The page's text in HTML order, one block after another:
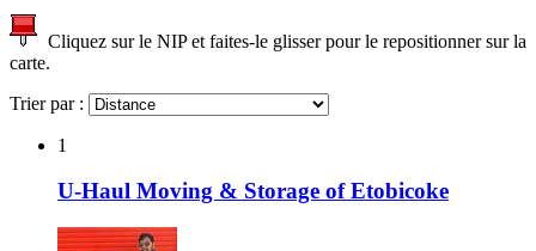
Cliquez sur le NIP et faites-le glisser pour le repositionner sur la
carte.
Trier par :
1
U-Haul Moving & Storage of Etobicoke